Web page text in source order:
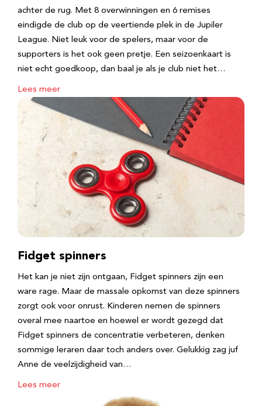
achter de rug. Met 8 overwinningen en 6 remises
eindigde de club op de veertiende plek in de Jupiler
League. Niet leuk voor de spelers, maar voor de
supporters is het ook geen pretje. Een seizoenkaart is
niet echt goedkoop, dan baal je als je club niet het…
Lees meer
Fidget spinners
Het kan je niet zijn ontgaan, Fidget spinners zijn een
ware rage. Maar de massale opkomst van deze spinners
zorgt ook voor onrust. Kinderen nemen de spinners
overal mee naartoe en hoewel er wordt gezegd dat
Fidget spinners de concentratie verbeteren, denken
sommige leraren daar toch anders over. Gelukkig zag juf
Anne de veelzijdigheid van…
Lees meer